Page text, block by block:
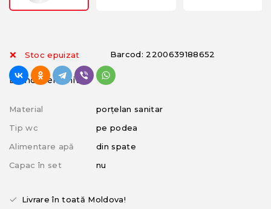
Stoc epuizat Barcod: 2200639188652
Brand: Cersanit
Material
porțelan sanitar
Tip wc
pe podea
Alimentare apă
din spate
Capac în set
nu
Livrare în toată Moldova!